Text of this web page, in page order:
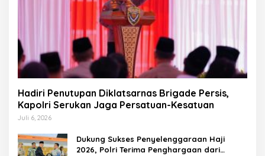
Hadiri Penutupan Diklatsarnas Brigade Persis,
Kapolri Serukan Jaga Persatuan-Kesatuan
Juli 6, 2026
Dukung Sukses Penyelenggaraan Haji
2026, Polri Terima Penghargaan dari